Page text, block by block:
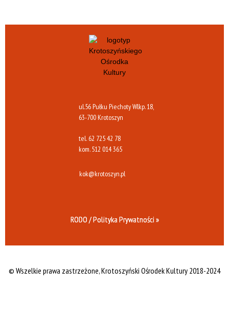
ul.56 Pułku Piechoty Wlkp. 18,
63-700 Krotoszyn
tel. 62 725 42 78
kom.512 014 365
kok@krotoszyn.pl
RODO / Polityka Prywatności »
© Wszelkie prawa zastrzeżone,Krotoszyński Ośrodek Kultury 2018-2024